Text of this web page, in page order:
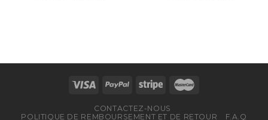
CONTACTEZ-NOUS
POLITIQUE DE REMBOURSEMENT ET DE RETOUR
F.A.Q